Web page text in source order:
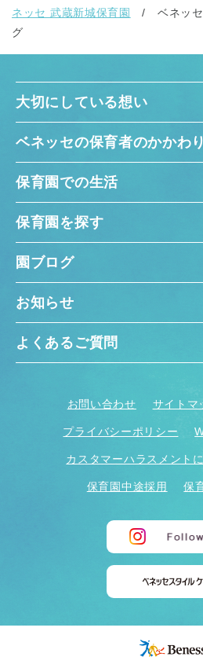
ネッセ 武蔵新城保育園
ベネッ
グ
大切にしている想い
ベネッセの保育者のかかわ
保育園での生活
保育園を探す
園ブログ
お知らせ
よくあるご質問
お問い合わせ サイトマ
プライバシーポリシー
カスタマーハラスメント
保育園中途採用 保